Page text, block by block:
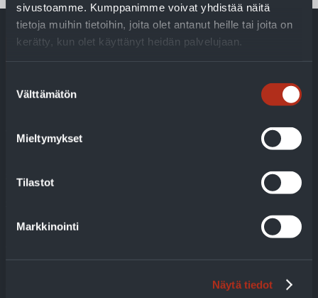
sivustoamme. Kumppanimme voivat yhdistää näitä
tietoja muihin tietoihin, joita olet antanut heille tai joita on
kerätty, kun olet käyttänyt heidän palvelujaan.
valinta
Välttämätön
Mieltymykset
Tilastot
Markkinointi
Näytä tiedot
With geothermal heat, costs are controlled and bills are
predictable
Support options for changing the heating system
The air-to-water heat pump upgraded the house to a new